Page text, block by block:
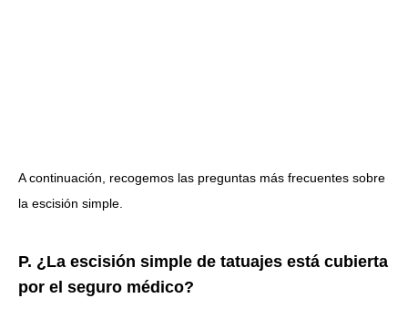
A continuación, recogemos las preguntas más frecuentes sobre
la escisión simple.
P. ¿La escisión simple de tatuajes está cubierta
por el seguro médico?